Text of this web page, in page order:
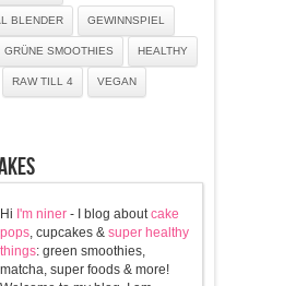
BLENDER GEWINNSPIEL
GRÜNE SMOOTHIES HEALTHY
RAW TILL 4 VEGAN
Hi I'm niner- I blog aboutcake
pops, cupcakes & super healthy
things: green smoothies,
matcha, super foods & more!